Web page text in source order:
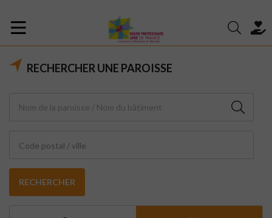
RECHERCHER UNE PAROISSE
Code postal / ville
RECHERCHER